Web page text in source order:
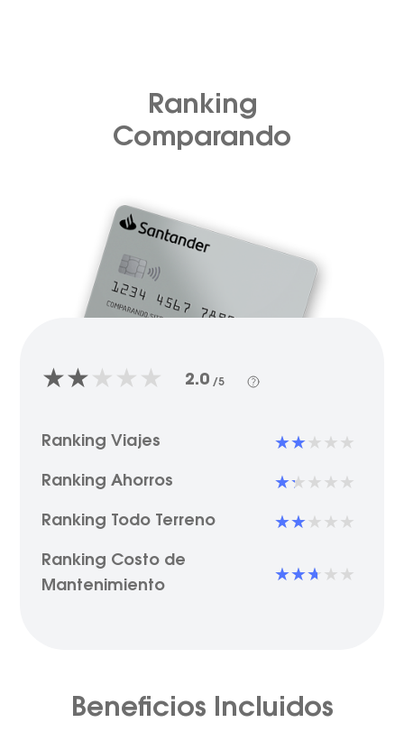
Ranking
Comparando
2.0 /5
Ranking Viajes
Ranking Ahorros
Ranking Todo Terreno
Ranking Costo de
Mantenimiento
Beneficios Incluidos